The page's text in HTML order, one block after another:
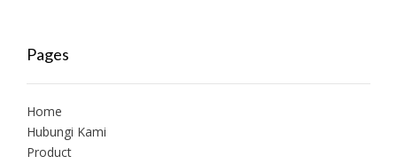
Pages
Home
Hubungi Kami
Product